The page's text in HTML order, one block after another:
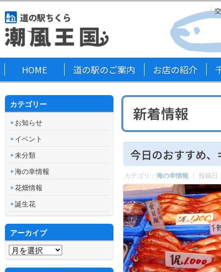
HOME 道の駅のご案内 お店の紹介
新着情報
今日のおすすめ、
カテゴリ： 海の幸情報 ｜ 投稿日
カテゴリー
お知らせ
イベント
未分類
海の幸情報
花畑情報
誕生花
アーカイブ
アーカイブ